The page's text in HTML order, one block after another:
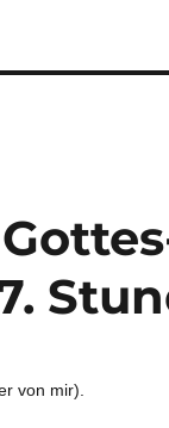
von mir).